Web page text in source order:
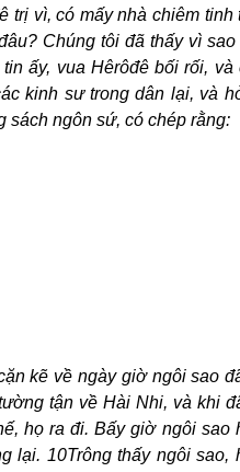
trị vì, có mấy nhà chiêm
Chúng tôi đã thấy vì
ấy, vua Hêrôđê bối rối, và
kinh sư trong dân lại, và
sách ngôn sứ, có chép rằng:
kẽ về ngày giờ ngôi sao
tận về Hài Nhi, và khi
họ ra đi. Bấy giờ ngôi sao
10Trông thấy ngôi sao,